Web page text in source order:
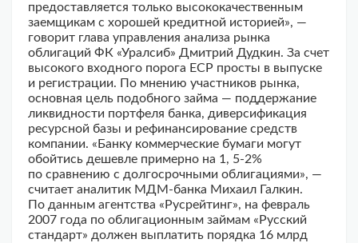
предоставляется только высококачественным
заемщикам с хорошей кредитной историей», —
говорит глава управления анализа рынка
облигаций ФК «Уралсиб» Дмитрий Дудкин. За счет
высокого входного порога ЕСР просты в выпуске
и регистрации. По мнению участников рынка,
основная цель подобного займа — поддержание
ликвидности портфеля банка, диверсификация
ресурсной базы и рефинансирование средств
компании. «Банку коммерческие бумаги могут
обойтись дешевле примерно на 1, 5-2%
по сравнению с долгосрочными облигациями», —
считает аналитик МДМ-банка Михаил Галкин.
По данным агентства «Русрейтинг», на февраль
2007 года по облигационным займам «Русский
стандарт» должен выплатить порядка 16 млрд